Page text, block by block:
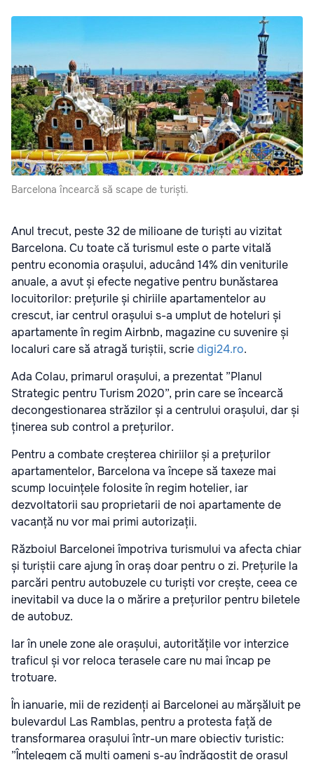
Barcelona încearcă să scape de turiști.
Anul trecut, peste 32 de milioane de turiști au vizitat
Barcelona. Cu toate că turismul este o parte vitală
pentru economia orașului, aducând 14% din veniturile
anuale, a avut și efecte negative pentru bunăstarea
locuitorilor: prețurile și chiriile apartamentelor au
crescut, iar centrul orașului s-a umplut de hoteluri și
apartamente în regim Airbnb, magazine cu suvenire și
localuri care să atragă turiștii, scriedigi24.ro.
Ada Colau, primarul orașului, a prezentat ”Planul
Strategic pentru Turism 2020”, prin care se încearcă
decongestionarea străzilor și a centrului orașului, dar și
ținerea sub control a prețurilor.
Pentru a combate creșterea chiriilor și a prețurilor
apartamentelor, Barcelona va începe să taxeze mai
scump locuințele folosite în regim hotelier, iar
dezvoltatorii sau proprietarii de noi apartamente de
vacanță nu vor mai primi autorizații.
Războiul Barcelonei împotriva turismului va afecta chiar
și turiștii care ajung în oraș doar pentru o zi. Prețurile la
parcări pentru autobuzele cu turiști vor crește, ceea ce
inevitabil va duce la o mărire a prețurilor pentru biletele
de autobuz.
Iar în unele zone ale orașului, autoritățile vor interzice
traficul și vor reloca terasele care nu mai încap pe
trotuare.
În ianuarie, mii de rezidenți ai Barcelonei au mărșăluit pe
bulevardul Las Ramblas, pentru a protesta față de
transformarea orașului într-un mare obiectiv turistic:
”Înțelegem că mulți oameni s-au îndrăgostit de orașul